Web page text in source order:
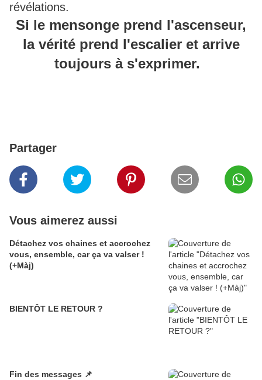
révélations.
Si le mensonge prend l'ascenseur,
la vérité prend l'escalier et arrive
toujours à s'exprimer.
Partager
Vous aimerez aussi
Détachez vos chaines et accrochez
vous, ensemble, car ça va valser !
(+Màj)
BIENTÔT LE RETOUR ?
Fin des messages 📌